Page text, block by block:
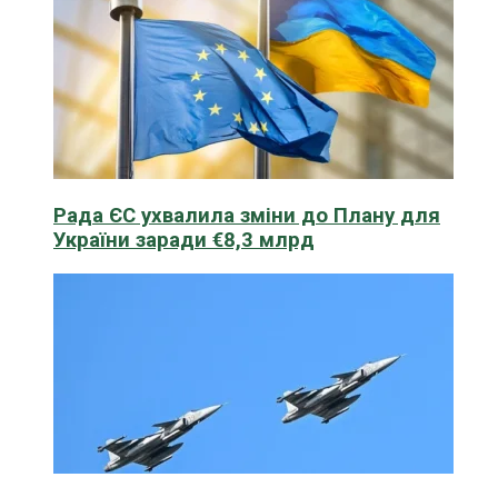
Рада ЄС ухвалила зміни до Плану для
України заради €8,3 млрд